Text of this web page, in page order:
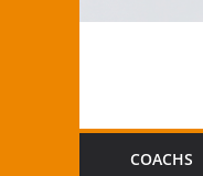
COACHS